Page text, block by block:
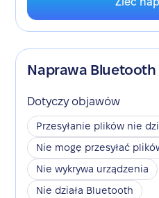
Naprawa Bluetooth
Dotyczy objawów
Przesyłanie plików nie
Nie mogę przesyłać
Nie wykrywa urządzenia
Nie działa Bluetooth